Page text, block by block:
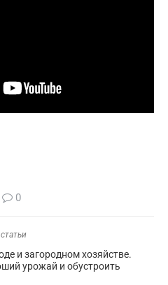
0
и загородном хозяйстве.
урожай и обустроить